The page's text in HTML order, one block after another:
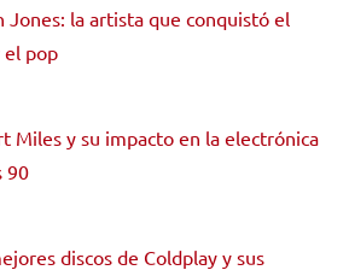
Jones: la artista que conquistó el
el pop
Miles y su impacto en la electrónica
90
discos de Coldplay y sus